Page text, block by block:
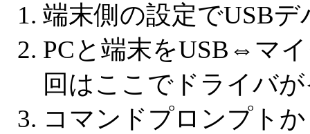
端末側の設定でUSB
PCと端末をUSB⇔マ
回はここでドライバ
コマンドプロンプト